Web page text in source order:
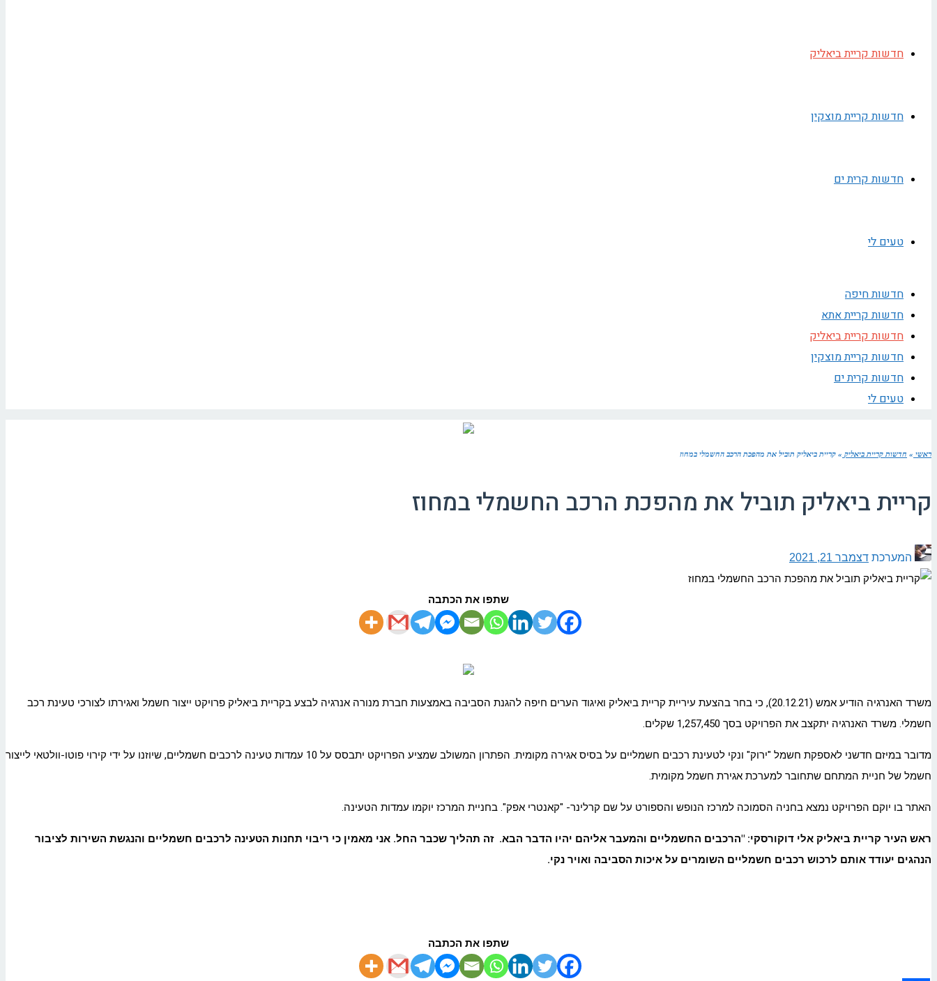
חדשות קריית ביאליק
חדשות קריית מוצקין
חדשות קרית ים
טעים לי
חדשות חיפה
חדשות קריית אתא
חדשות קריית ביאליק
חדשות קריית מוצקין
חדשות קרית ים
טעים לי
ראשי » חדשות קריית ביאליק » קריית ביאליק תוביל את מהפכת הרכב החשמלי במחוז
קריית ביאליק תוביל את מהפכת הרכב החשמלי במחוז
המערכת דצמבר 21, 2021
שתפו את הכתבה
משרד האנרגיה הודיע אמש (20.12.21), כי בחר בהצעת עיריית קריית ביאליק ואיגוד הערים חיפה להגנת הסביבה באמצעות חברת מנורה אנרגיה לבצע בקריית ביאליק פרויקט ייצור חשמל ואגירתו לצורכי טעינת רכב
חשמלי. משרד האנרגיה יתקצב את הפרויקט בסך 1,257,450 שקלים.
מדובר במיזם חדשני לאספקת חשמל "ירוק" ונקי לטעינת רכבים חשמליים על בסיס אגירה מקומית. הפתרון המשולב שמציע הפרויקט יתבסס על 10 עמדות טעינה לרכבים חשמליים, שיוזנו על ידי קירוי פוטו-וולטאי לייצור
חשמל של חניית המתחם שתחובר למערכת אגירת חשמל מקומית.
האתר בו יוקם הפרויקט נמצא בחניה הסמוכה למרכז הנופש והספורט על שם קרלינר- "קאנטרי אפק". בחניית המרכז יוקמו עמדות הטעינה.
ראש העיר קריית ביאליק אלי דוקורסקי: "הרכבים החשמליים והמעבר אליהם יהיו הדבר הבא. זה תהליך שכבר החל. אני מאמין כי ריבוי תחנות הטעינה לרכבים חשמליים והנגשת השירות לציבור
הנהגים יעודד אותם לרכוש רכבים חשמליים השומרים על איכות הסביבה ואויר נקי.
שתפו את הכתבה